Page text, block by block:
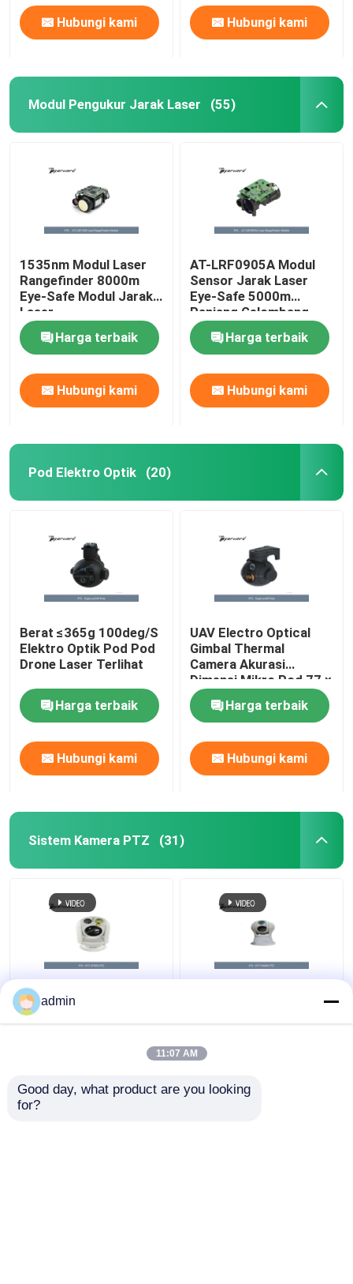
Hubungi kami Hubungi kami
Modul Pengukur Jarak Laser (55)
1535nm Modul Laser
Rangefinder 8000m
Eye-Safe Modul Jarak
Laser
Harga terbaik
Hubungi kami
AT-LRF0905A Modul
Sensor Jarak Laser
Eye-Safe 5000m
Panjang Gelombang
Laser 1535nm
Harga terbaik
Hubungi kami
Pod Elektro Optik (20)
Berat ≤365g 100deg/S
Elektro Optik Pod Pod
Drone Laser Terlihat
Harga terbaik
Hubungi kami
UAV Electro Optical
Gimbal Thermal
Camera Akurasi
Dimensi Mikro Pod 77 ×
78 × 83 Mm
Harga terbaik
Hubungi kami
Sistem Kamera PTZ (31)
NVT-8700X 1080P
PTZ Sistem Kamera
Keamanan Luar
Ruangan 4k Ptz
admin
11:07 AM
Good day, what product are you looking
for?